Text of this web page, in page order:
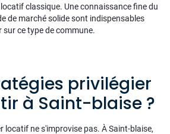
classique. Une connaissance fine du
de marché solide sont indispensables
sur ce type de commune.
privilégier
à Saint-blaise ?
locatif ne s'improvise pas. À Saint-blaise,